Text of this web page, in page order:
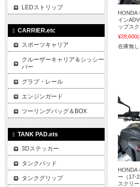
HONDA
イン
ップス
¥28,600(
在庫無し
HONDA
ー（17-
スクリ
LEDストリップ
CARRIER.etc
スポーツキャリア
クルーザーキャリア＆シッシー
バー
グラブ・レール
エンジンガード
ツーリングバッグ＆BOX
TANK PAD.ets
3Dステッカー
タンクパッド
タンクグリップ